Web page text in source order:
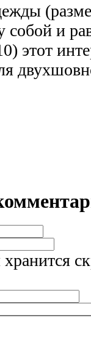
собой и
этот